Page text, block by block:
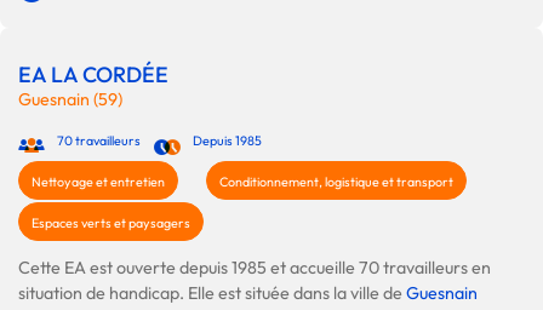
EA LA CORDÉE
Guesnain (59)
70 travailleurs Depuis 1985
Nettoyage et entretien Conditionnement, logistique et transport
Espaces verts et paysagers
Cette EA est ouverte depuis 1985 et accueille 70 travailleurs en
situation de handicap. Elle est située dans la ville deGuesnain